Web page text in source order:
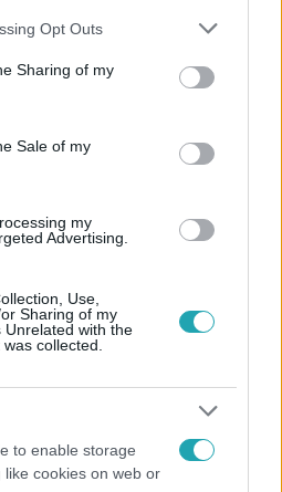
app uses one or more Google
behaviour. You may click to
and its third-party tags to
purposes in below Google
Opt Outs
Sharing of my
Sale of my
my
Advertising.
Use,
Sharing of my
Unrelated with the
collected.
to enable storage
cookies on web or
3:13
fájni” – így fejnek a
Boginak, Zsófinak, Babettnek,
hogyan kell megfejni egy
legújabb részében.